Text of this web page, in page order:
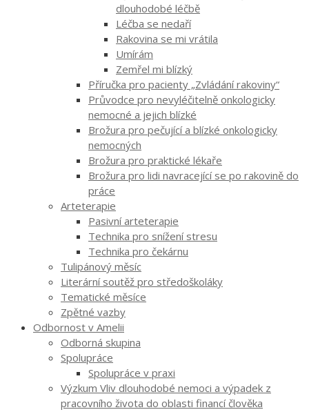
dlouhodobé léčbě
Léčba se nedaří
Rakovina se mi vrátila
Umírám
Zemřel mi blízký
Příručka pro pacienty „Zvládání rakoviny“
Průvodce pro nevyléčitelně onkologicky
nemocné a jejich blízké
Brožura pro pečující a blízké onkologicky
nemocných
Brožura pro praktické lékaře
Brožura pro lidi navracející se po rakovině do
práce
Arteterapie
Pasivní arteterapie
Technika pro snížení stresu
Technika pro čekárnu
Tulipánový měsíc
Literární soutěž pro středoškoláky
Tematické měsíce
Zpětné vazby
Odbornost v Amelii
Odborná skupina
Spolupráce
Spolupráce v praxi
Výzkum Vliv dlouhodobé nemoci a výpadek z
pracovního života do oblasti financí člověka